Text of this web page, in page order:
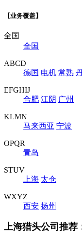
【业务覆盖】
全国
全国
ABCD
德国 电机 常熟
EFGHIJ
合肥 江阴 广州
KLMN
马来西亚 宁波
OPQR
青岛
STUV
上海 太仓
WXYZ
西安 扬州
上海猎头公司推荐